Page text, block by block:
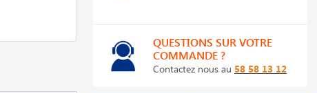
QUESTIONS SUR VOTRE
COMMANDE ?
Contactez nous au 58 58 13 12